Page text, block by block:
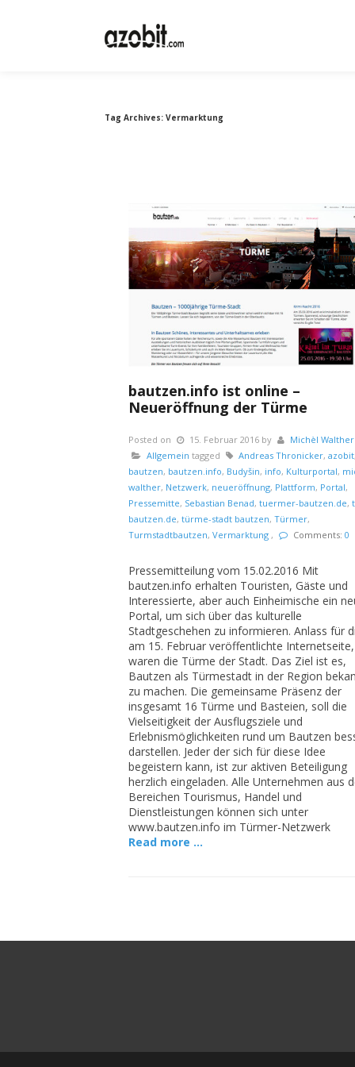
Tag Archives: Vermarktung
bautzen.info ist online –
Neueröffnung der Türme
Posted on 15. Februar 2016 by Michèl Walther
Allgemein tagged Andreas Thronicker, azobit
bautzen, bautzen.info, Budyšin, info, Kulturportal,
walther, Netzwerk, neueröffnung, Plattform, Portal,
Pressemitte, Sebastian Benad, tuermer-bautzen.de,
bautzen.de, türme-stadt bautzen, Türmer,
Turmstadtbautzen, Vermarktung , Comments: 0
Pressemitteilung vom 15.02.2016 Mit
bautzen.info erhalten Touristen, Gäste und
Interessierte, aber auch Einheimische ein
Portal, um sich über das kulturelle
Stadtgeschehen zu informieren. Anlass für
am 15. Februar veröffentlichte Internetseite,
waren die Türme der Stadt. Das Ziel ist es,
Bautzen als Türmestadt in der Region
zu machen. Die gemeinsame Präsenz der
insgesamt 16 Türme und Basteien, soll die
Vielseitigkeit der Ausflugsziele und
Erlebnismöglichkeiten rund um Bautzen
darstellen. Jeder der sich für diese Idee
begeistern kann, ist zur aktiven Beteiligung
herzlich eingeladen. Alle Unternehmen aus
Bereichen Tourismus, Handel und
Dienstleistungen können sich unter
www.bautzen.info im Türmer-Netzwerk
Read more …